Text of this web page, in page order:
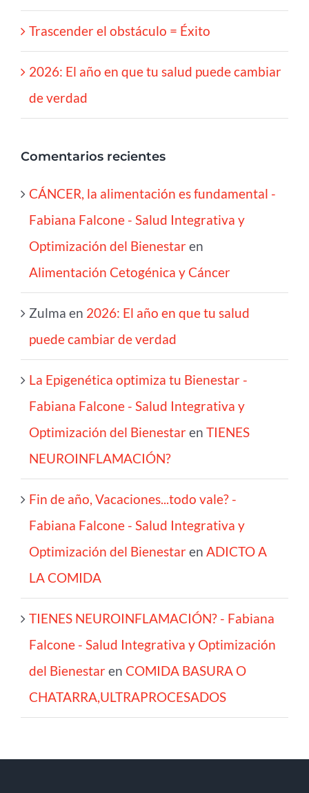
Trascender el obstáculo = Éxito
2026: El año en que tu salud puede cambiar
de verdad
Comentarios recientes
CÁNCER, la alimentación es fundamental -
Fabiana Falcone - Salud Integrativa y
Optimización del Bienestaren
Alimentación Cetogénica y Cáncer
Zulma en 2026: El año en que tu salud
puede cambiar de verdad
La Epigenética optimiza tu Bienestar -
Fabiana Falcone - Salud Integrativa y
Optimización del Bienestaren TIENES
NEUROINFLAMACIÓN?
Fin de año, Vacaciones...todo vale? -
Fabiana Falcone - Salud Integrativa y
Optimización del Bienestaren ADICTO A
LA COMIDA
TIENES NEUROINFLAMACIÓN? - Fabiana
Falcone - Salud Integrativa y Optimización
del Bienestaren COMIDA BASURA O
CHATARRA,ULTRAPROCESADOS